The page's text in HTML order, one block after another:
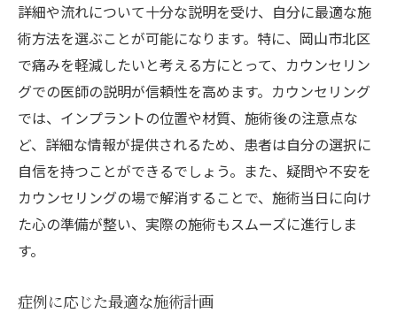
詳細や流れについて十分な説明を受け、自分に最適な施
術方法を選ぶことが可能になります。特に、岡山市北区
で痛みを軽減したいと考える方にとって、カウンセリン
グでの医師の説明が信頼性を高めます。カウンセリング
では、インプラントの位置や材質、施術後の注意点な
ど、詳細な情報が提供されるため、患者は自分の選択に
自信を持つことができるでしょう。また、疑問や不安を
カウンセリングの場で解消することで、施術当日に向け
た心の準備が整い、実際の施術もスムーズに進行しま
す。
症例に応じた最適な施術計画